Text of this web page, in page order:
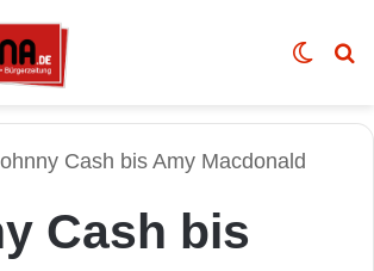
Skin
Cash bis Amy Macdonald
Cash bis